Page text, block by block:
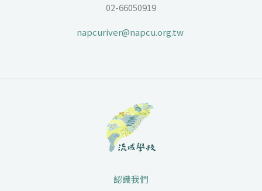
02-66050919
napcuriver@napcu.org.tw
認識我們